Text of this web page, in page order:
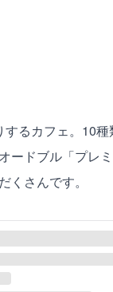
るカフェ。10
ードブル「プレ
くさんです。